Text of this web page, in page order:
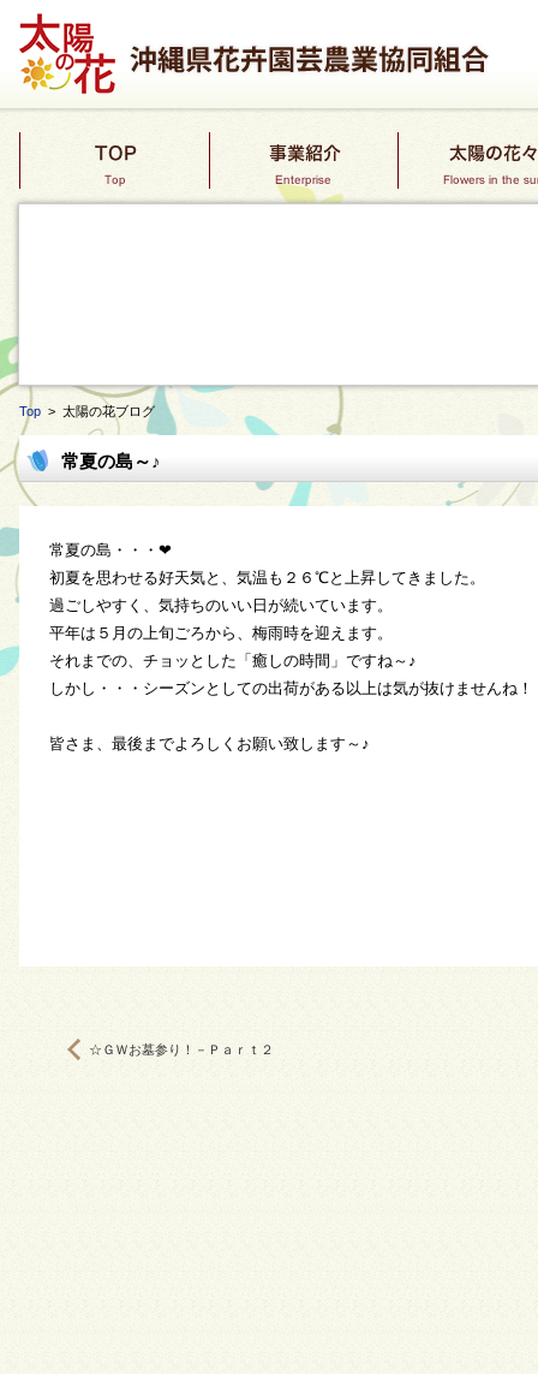
Top > 太陽の花ブログ
常夏の島～♪
常夏の島・・・❤
初夏を思わせる好天気と、気温も２６℃と上昇してきました。
過ごしやすく、気持ちのいい日が続いています。
平年は５月の上旬ごろから、梅雨時を迎えます。
それまでの、チョッとした「癒しの時間」ですね～♪
しかし・・・シーズンとしての出荷がある以上は気が抜けませんね！
皆さま、最後までよろしくお願い致します～♪
☆ＧＷお墓参り！－Ｐａｒｔ２